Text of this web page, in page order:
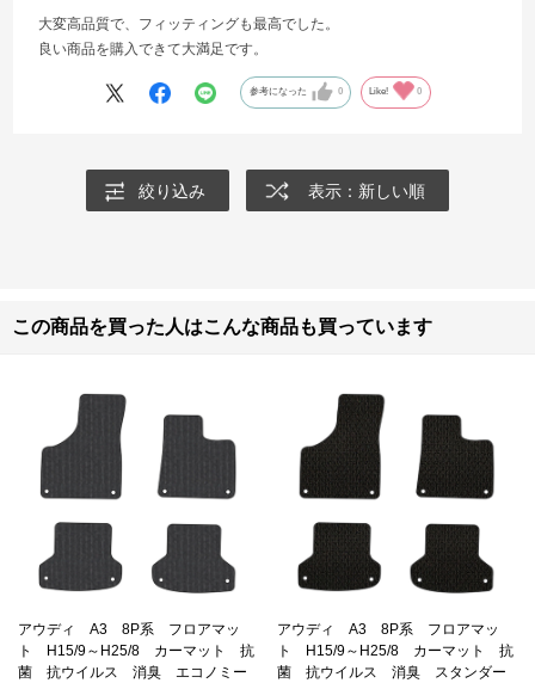
大変高品質で、フィッティングも最高でした。
良い商品を購入できて大満足です。
参考になった 0 Like! 0
絞り込み 表示：新しい順
この商品を買った人はこんな商品も買っています
アウディ A3 8P系 フロアマッ
ト H15/9～H25/8 カーマット 抗
菌 抗ウイルス 消臭 エコノミー
アウディ A3 8P系 フロアマッ
ト H15/9～H25/8 カーマット 抗
菌 抗ウイルス 消臭 スタンダー